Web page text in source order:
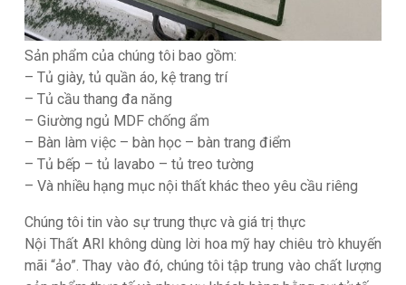
Sản phẩm của chúng tôi bao gồm:
– Tủ giày, tủ quần áo, kệ trang trí
– Tủ cầu thang đa năng
– Giường ngủ MDF chống ẩm
– Bàn làm việc – bàn học – bàn trang điểm
– Tủ bếp – tủ lavabo – tủ treo tường
– Và nhiều hạng mục nội thất khác theo yêu cầu riêng
Chúng tôi tin vào sự trung thực và giá trị thực
Nội Thất ARI không dùng lời hoa mỹ hay chiêu trò khuyến
mãi “ảo”. Thay vào đó, chúng tôi tập trung vào chất lượng